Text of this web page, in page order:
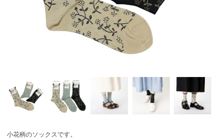
小花柄のソックスです。